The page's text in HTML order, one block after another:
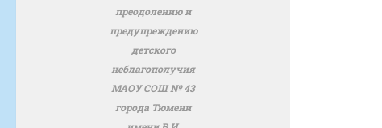
преодолению и
предупреждению
детского
неблагополучия
МАОУ СОШ № 43
города Тюмени